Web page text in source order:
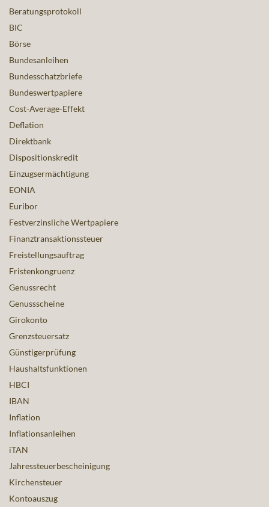
Beratungsprotokoll
BIC
Börse
Bundesanleihen
Bundesschatzbriefe
Bundeswertpapiere
Cost-Average-Effekt
Deflation
Direktbank
Dispositionskredit
Einzugsermächtigung
EONIA
Euribor
Festverzinsliche Wertpapiere
Finanztransaktionssteuer
Freistellungsauftrag
Fristenkongruenz
Genussrecht
Genussscheine
Girokonto
Grenzsteuersatz
Günstigerprüfung
Haushaltsfunktionen
HBCI
IBAN
Inflation
Inflationsanleihen
iTAN
Jahressteuerbescheinigung
Kirchensteuer
Kontoauszug